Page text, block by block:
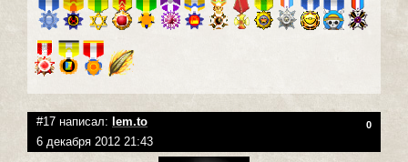
#17 написал: lem.to 0
6 декабря 2012 21:43